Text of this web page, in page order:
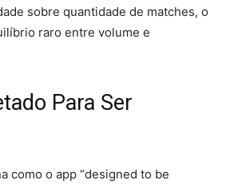
sobre quantidade de matches, o
raro entre volume e
Para Ser
como o app “designed to be